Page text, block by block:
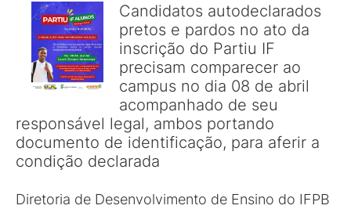
Candidatos autodeclarados
pretos e pardos no ato da
inscrição do Partiu IF
precisam comparecer ao
campus no dia 08 de abril
acompanhado de seu
responsável legal, ambos portando
documento de identificação, para aferir a
condição declarada
Diretoria de Desenvolvimento de Ensino do IFPB